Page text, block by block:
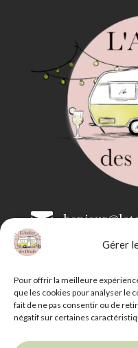
Gérer
Pour offrir la meilleure
que les cookies pour analyser le
fait de ne pas consentir ou de
négatif sur certaines
